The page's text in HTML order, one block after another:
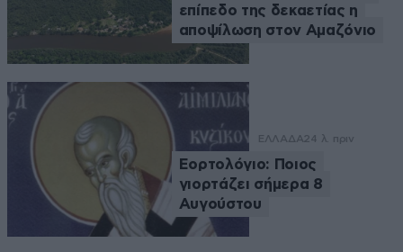
επίπεδο της δεκαετίας η
αποψίλωση στον Αμαζόνιο
ΕΛΛΑΔΑ24 λ. πριν
Εορτολόγιο: Ποιος
γιορτάζει σήμερα 8
Αυγούστου